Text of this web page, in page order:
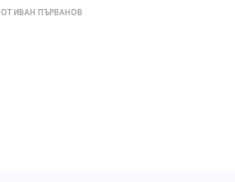
ОТ ИВАН ПЪРВАНОВ